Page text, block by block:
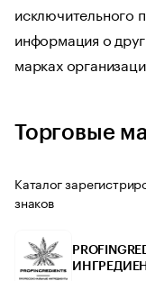
исключительного
информация о
марках
Торговые
Каталог
знаков